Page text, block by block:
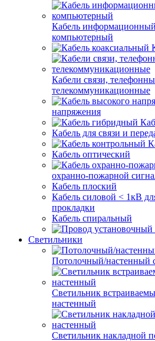
Кабель
компьютерный
Кабели связи,
телекоммуникационные
напряжения
Кабель для связи и
Кабель оптический
охранно-пожарной
Кабель плоский
Кабель силовой < 1кВ
прокладки
Кабель спиральный
Светильники
Потолочный/настенный
Светильник
настенный
Светильник накладной